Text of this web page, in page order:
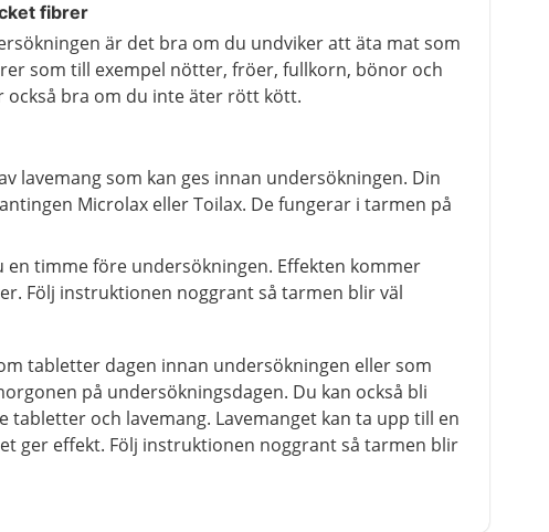
fibrer
är det bra om du undviker att äta mat som
som till exempel nötter, fröer, fullkorn, bönor och
också bra om du inte äter rött kött.
lavemang som kan ges innan undersökningen. Din
Microlax eller Toilax. De fungerar i tarmen på
en timme före undersökningen. Effekten kommer
Följ instruktionen noggrant så tarmen blir väl
tabletter dagen innan undersökningen eller som
på undersökningsdagen. Du kan också bli
tabletter och lavemang. Lavemanget kan ta upp till en
ger effekt. Följ instruktionen noggrant så tarmen blir